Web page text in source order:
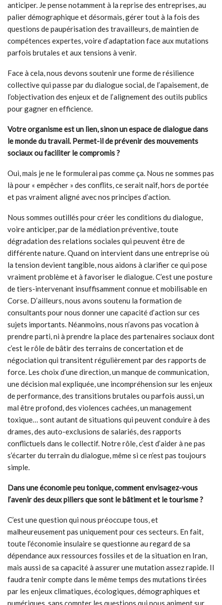
anticiper. Je pense notamment à la reprise des entreprises, au
palier démographique et désormais, gérer tout à la fois des
questions de paupérisation des travailleurs, de maintien de
compétences expertes, voire d’adaptation face aux mutations
parfois brutales et aux tensions à venir.
Face à cela, nous devons soutenir une forme de résilience
collective qui passe par du dialogue social, de l’apaisement, de
l’objectivation des enjeux et de l’alignement des outils publics
pour gagner en efficience.
Votre organisme est un lien, sinon un espace de dialogue dans
le monde du travail. Permet-il de prévenir des mouvements
sociaux ou faciliter le compromis ?
Oui, mais je ne le formulerai pas comme ça. Nous ne sommes pas
là pour « empêcher » des conflits, ce serait naïf, hors de portée
et pas vraiment aligné avec nos principes d’action.
Nous sommes outillés pour créer les conditions du dialogue,
voire anticiper, par de la médiation préventive, toute
dégradation des relations sociales qui peuvent être de
différente nature. Quand on intervient dans une entreprise où
la tension devient tangible, nous aidons à clarifier ce qui pose
vraiment problème et à favoriser le dialogue. C’est une posture
de tiers-intervenant insuffisamment connue et mobilisable en
Corse. D’ailleurs, nous avons soutenu la formation de
consultants pour nous donner une capacité d’action sur ces
sujets importants. Néanmoins, nous n’avons pas vocation à
prendre parti, ni à prendre la place des partenaires sociaux dont
c’est le rôle de bâtir des terrains de concertation et de
négociation qui transitent régulièrement par des rapports de
force. Les choix d’une direction, un manque de communication,
une décision mal expliquée, une incompréhension sur les enjeux
de performance, des transitions brutales ou parfois aussi, un
mal être profond, des violences cachées, un management
toxique… sont autant de situations qui peuvent conduire à des
drames, des auto-exclusions de salariés, des rapports
conflictuels dans le collectif. Notre rôle, c’est d’aider à ne pas
s’écarter du terrain du dialogue, même si ce n’est pas toujours
simple.
Dans une économie peu tonique, comment envisagez-vous
l’avenir des deux piliers que sont le bâtiment et le tourisme ?
C’est une question qui nous préoccupe tous, et
malheureusement pas uniquement pour ces secteurs. En fait,
toute l’économie insulaire se questionne au regard de sa
dépendance aux ressources fossiles et de la situation en Iran,
mais aussi de sa capacité à assurer une mutation assez rapide. Il
faudra tenir compte dans le même temps des mutations tirées
par les enjeux climatiques, écologiques, démographiques et
numériques, sans compter les questions qui nous animent sur